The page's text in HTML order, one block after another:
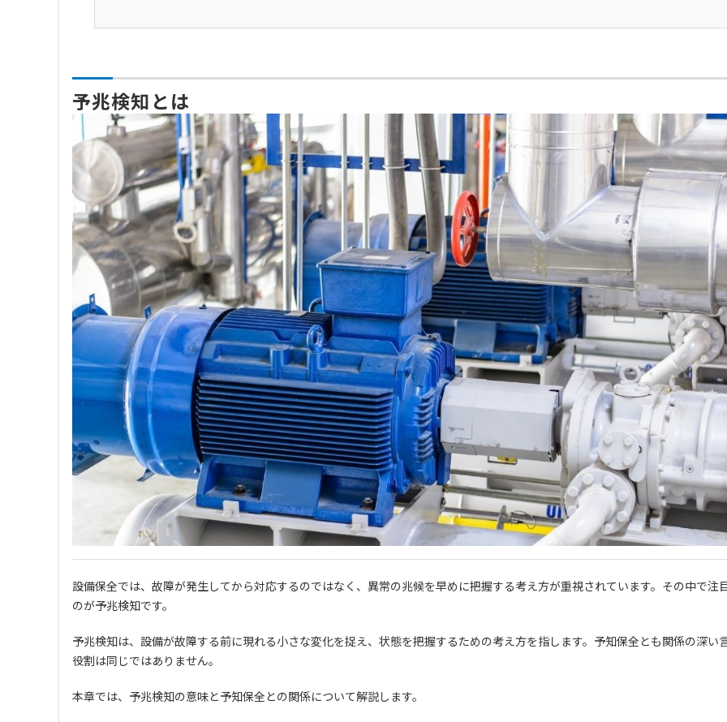
予兆検知とは
設備保全では、故障が発生してから対応するのではなく、異常の兆候を早めに把握する考え方が重視されています。その中で注
のが予兆検知です。
予兆検知は、設備が故障する前に現れる小さな変化を捉え、状態を把握するための考え方を指します。予知保全とも関係の深い
役割は同じではありません。
本章では、予兆検知の意味と予知保全との関係について解説します。